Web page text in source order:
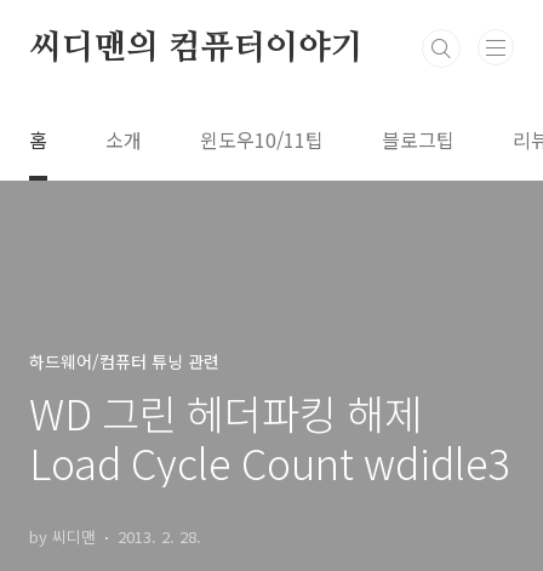
씨디맨의 컴퓨터이야기
홈 소개 윈도우10/11팁 블로그팁 리
하드웨어/컴퓨터 튜닝 관련
WD 그린 헤더파킹 해제
Load Cycle Count wdidle3
by 씨디맨 2013. 2. 28.